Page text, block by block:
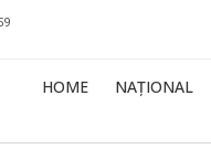
HOME NAȚIONAL